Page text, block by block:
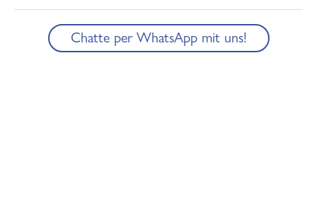
Chatte per WhatsApp mit uns!